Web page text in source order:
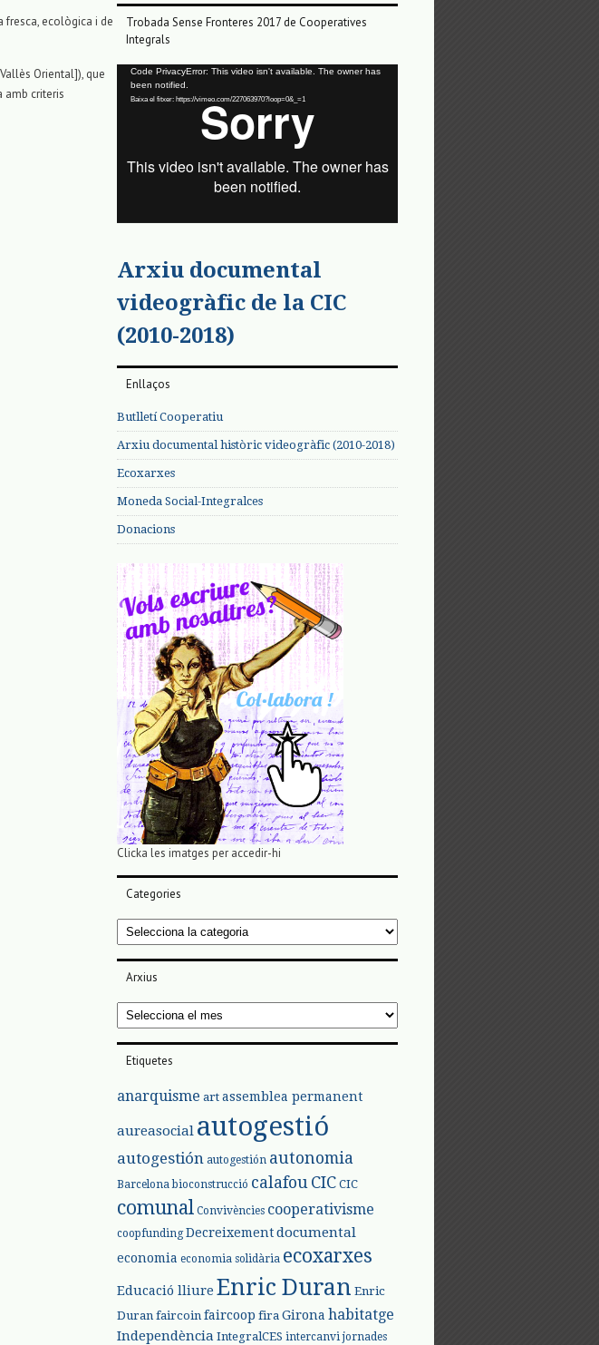
fresca, ecològica i de
Oriental]), que
amb criteris
Trobada Sense Fronteres 2017 de Cooperatives
Integrals
Reproductor
vídeo
Code PrivacyError: This video isn't available. The owner has
been notified.
Baixa el fitxer: https://vimeo.com/227063970?loop=0&_=1
Arxiu documental
videogràfic de la CIC
(2010-2018)
Enllaços
Butlletí Cooperatiu
Arxiu documental històric videogràfic (2010-2018)
Ecoxarxes
Moneda Social-Integralces
Donacions
Clicka les imatges per accedir-hi
Categories
Categories
Arxius
Arxius
Etiquetes
anarquisme art assemblea permanent
aureasocial autogestió
autogestión autogestión autonomia
Barcelona bioconstrucció calafou CIC CIC
comunal Convivències cooperativisme
coopfunding Decreixementdocumental
economia economia solidària ecoxarxes
Educació lliure Enric Duran Enric
Duran faircoin faircoop fira Girona habitatge
Independència IntegralCES intercanvi jornades